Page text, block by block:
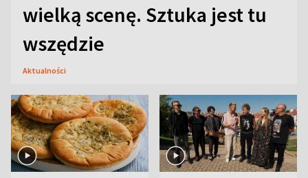
wielką scenę. Sztuka jest tu
wszędzie
Aktualności